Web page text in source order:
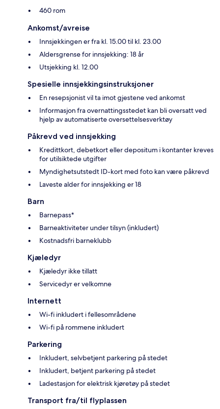
460 rom
Ankomst/avreise
Innsjekkingen er fra kl. 15.00 til kl. 23.00
Aldersgrense for innsjekking: 18 år
Utsjekking kl. 12.00
Spesielle innsjekkingsinstruksjoner
En resepsjonist vil ta imot gjestene ved ankomst
Informasjon fra overnattingsstedet kan bli oversatt ved
hjelp av automatiserte oversettelsesverktøy
Påkrevd ved innsjekking
Kredittkort, debetkort eller depositum i kontanter kreves
for utilsiktede utgifter
Myndighetsutstedt ID-kort med foto kan være påkrevd
Laveste alder for innsjekking er 18
Barn
Barnepass*
Barneaktiviteter under tilsyn (inkludert)
Kostnadsfri barneklubb
Kjæledyr
Kjæledyr ikke tillatt
Servicedyr er velkomne
Internett
Wi-fi inkludert i fellesområdene
Wi-fi på rommene inkludert
Parkering
Inkludert, selvbetjent parkering på stedet
Inkludert, betjent parkering på stedet
Ladestasjon for elektrisk kjøretøy på stedet
Transport fra/til flyplassen